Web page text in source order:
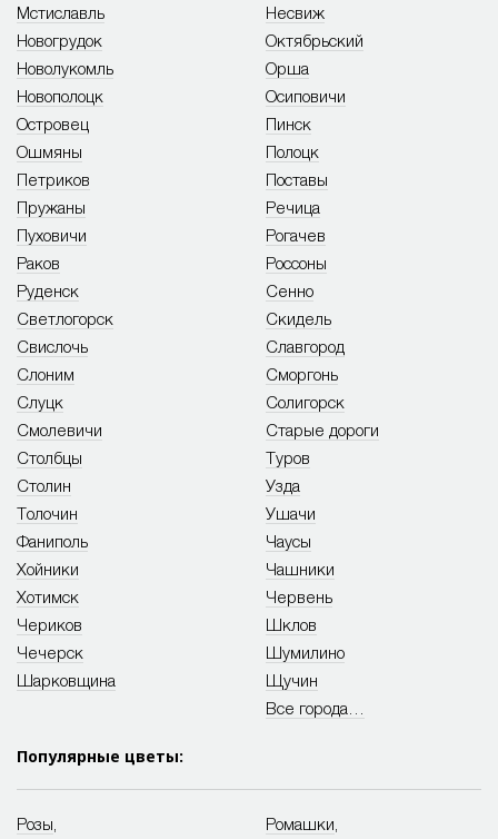
Мстиславль
Несвиж
Новогрудок
Новолукомль
Новополоцк
Октябрьский
Орша
Осиповичи
Островец
Ошмяны
Петриков
Пинск
Полоцк
Поставы
Пружаны
Пуховичи
Раков
Речица
Рогачев
Россоны
Руденск
Светлогорск
Свислочь
Сенно
Скидель
Славгород
Слоним
Слуцк
Смолевичи
Сморгонь
Солигорск
Старые дороги
Столбцы
Столин
Толочин
Туров
Узда
Ушачи
Фаниполь
Хойники
Хотимск
Чаусы
Чашники
Червень
Чериков
Чечерск
Шарковщина
Шклов
Шумилино
Щучин
Все города…
Популярные цветы:
Розы Ромашки